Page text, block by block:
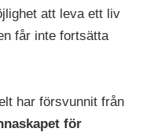
att leva ett liv
får inte fortsätta
har försvunnit från
för